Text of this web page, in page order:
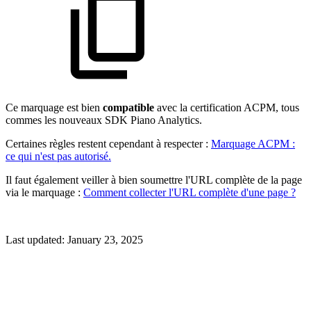
Ce marquage est bien compatible avec la certification ACPM, tous
commes les nouveaux SDK Piano Analytics.
Certaines règles restent cependant à respecter : Marquage ACPM :
ce qui n'est pas autorisé.
Il faut également veiller à bien soumettre l'URL complète de la page
via le marquage : Comment collecter l'URL complète d'une page ?
Last updated: January 23, 2025